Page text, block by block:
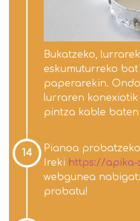
Bukatzeko,
eskumuturreko
paperarekin.
lurraren
pintza kable
14
Pianoa
Ireki https://apika-
webgunea
probatu!